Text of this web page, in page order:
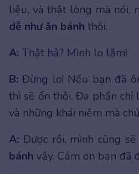
liệu, và thật lòng mà nói,
dễ như ăn bánh thôi.
A: Thật hả? Mình lo lắm!
B: Đừng lo! Nếu bạn đã
thì sẽ ổn thôi. Đa phần chỉ
và những khái niệm mà
A: Được rồi, mình cũng
bánh vậy. Cảm ơn bạn đã